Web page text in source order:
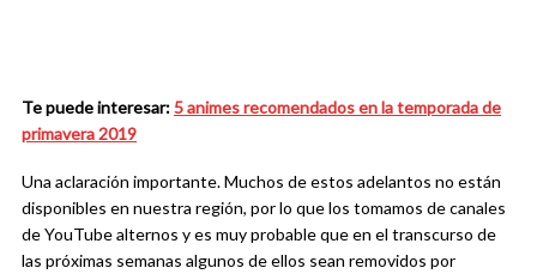
Te puede interesar:5 animes recomendados en la temporada de
primavera 2019
Una aclaración importante. Muchos de estos adelantos no están
disponibles en nuestra región, por lo que los tomamos de canales
de YouTube alternos y es muy probable que en el transcurso de
las próximas semanas algunos de ellos sean removidos por